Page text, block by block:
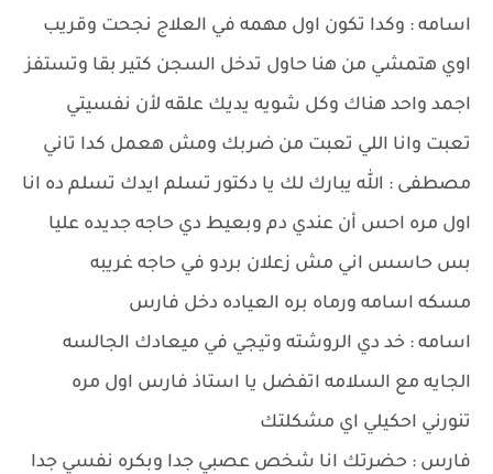
اسامه : وكدا تكون اول مهمه في العلاج نجحت وقريب
اوي هتمشي من هنا حاول تدخل السجن كتير بقا وتستفز
اجمد واحد هناك وكل شويه يديك علقه لأن نفسيتي
تعبت وانا اللي تعبت من ضربك ومش هعمل كدا تاني
مصطفى : الله يبارك لك يا دكتور تسلم ايدك تسلم ده انا
اول مره احس أن عندي دم وبعيط دي حاجه جديده عليا
بس حاسس اني مش زعلان بردو في حاجه غريبه
مسكه اسامه ورماه بره العياده دخل فارس
اسامه : خد دي الروشته وتيجي في ميعادك الجالسه
الجايه مع السلامه اتفضل يا استاذ فارس اول مره
تنورني احكيلي اي مشكلتك
فارس : حضرتك انا شخص عصبي جدا وبكره نفسي جدا